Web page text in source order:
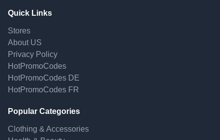
Quick Links
Stores
About US
Privacy Policy
HotPromoCodes
HotPromoCodes DE
HotPromoCodes FR
Popular Categories
Clothing & Accessories